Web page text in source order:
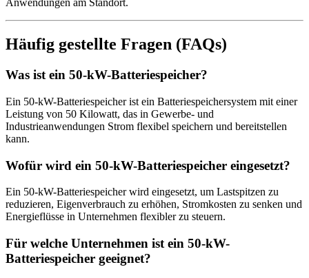
Anwendungen am Standort.
Häufig gestellte Fragen (FAQs)
Was ist ein 50-kW-Batteriespeicher?
Ein 50-kW-Batteriespeicher ist ein Batteriespeichersystem mit einer
Leistung von 50 Kilowatt, das in Gewerbe- und
Industrieanwendungen Strom flexibel speichern und bereitstellen
kann.
Wofür wird ein 50-kW-Batteriespeicher eingesetzt?
Ein 50-kW-Batteriespeicher wird eingesetzt, um Lastspitzen zu
reduzieren, Eigenverbrauch zu erhöhen, Stromkosten zu senken und
Energieflüsse in Unternehmen flexibler zu steuern.
Für welche Unternehmen ist ein 50-kW-
Batteriespeicher geeignet?